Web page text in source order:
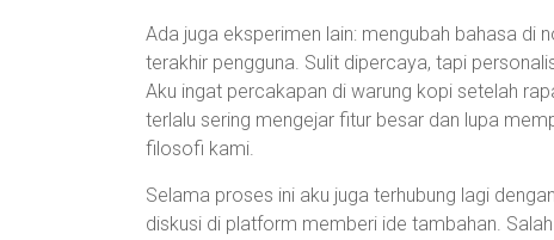
Ada juga eksperimen lain: mengubah bahasa di
terakhir pengguna. Sulit dipercaya, tapi
Aku ingat percakapan di warung kopi setelah
terlalu sering mengejar fitur besar dan lupa
filosofi kami.
Selama proses ini aku juga terhubung lagi
diskusi di platform memberi ide tambahan.